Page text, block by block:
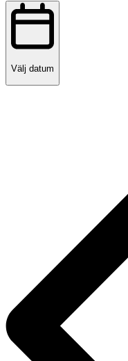
Välj datum